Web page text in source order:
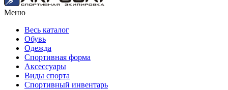
Меню
Весь каталог
Обувь
Одежда
Спортивная форма
Аксессуары
Виды спорта
Спортивный инвентарь